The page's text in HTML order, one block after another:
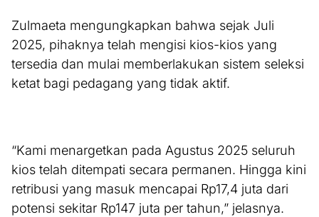
Zulmaeta mengungkapkan bahwa sejak Juli
2025, pihaknya telah mengisi kios-kios yang
tersedia dan mulai memberlakukan sistem seleksi
ketat bagi pedagang yang tidak aktif.
“Kami menargetkan pada Agustus 2025 seluruh
kios telah ditempati secara permanen. Hingga kini
retribusi yang masuk mencapai Rp17,4 juta dari
potensi sekitar Rp147 juta per tahun,” jelasnya.